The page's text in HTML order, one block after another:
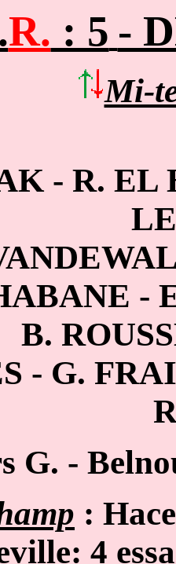
R. : 5 -
Mi-
- R. EL
-
B.
- G.
G. -
:
: 4